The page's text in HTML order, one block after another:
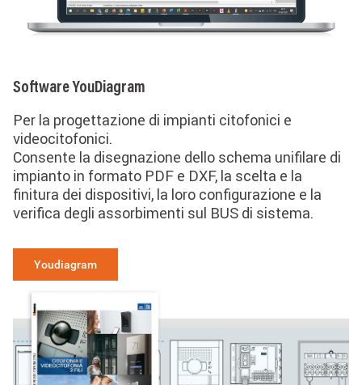
Software YouDiagram
Per la progettazione di impianti citofonici e
videocitofonici.
Consente la disegnazione dello schema unifilare di
impianto in formato PDF e DXF, la scelta e la
finitura dei dispositivi, la loro configurazione e la
verifica degli assorbimenti sul BUS di sistema.
Youdiagram